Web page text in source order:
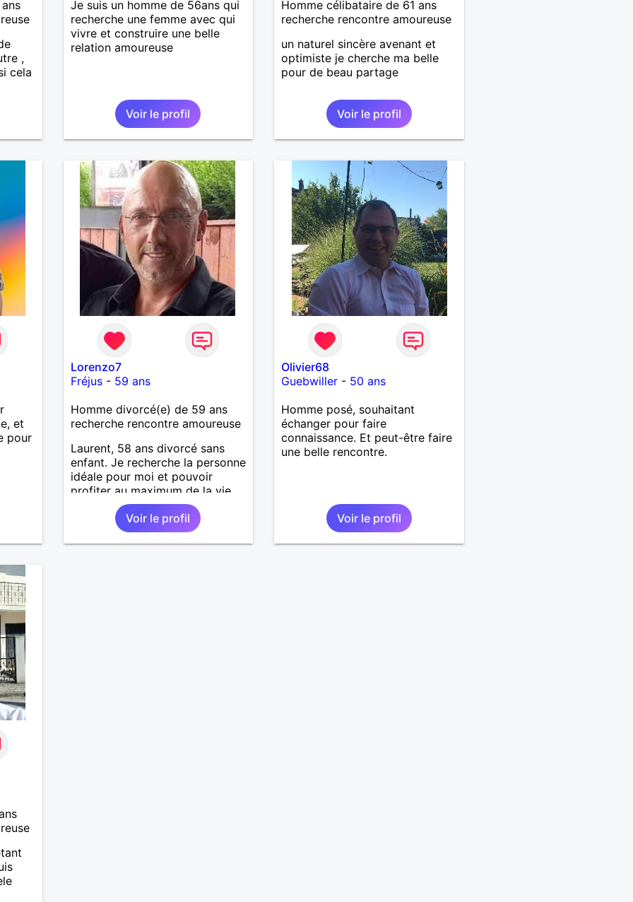
et
le
,
cela
Je suis un homme de 56ans qui
recherche une femme avec qui
vivre et construire une belle
relation amoureuse
Voir le profil
Homme célibataire de 61 ans
recherche rencontre amoureuse
un naturel sincère avenant et
optimiste je cherche ma belle
pour de beau partage
Voir le profil
et
pour
Lorenzo7
Fréjus- 59 ans
Homme divorcé(e) de 59 ans
recherche rencontre amoureuse
Laurent, 58 ans divorcé sans
enfant. Je recherche la personne
idéale pour moi et pouvoir
profiter au maximum de la vie
de couple
Voir le profil
Olivier68
Guebwiller - 50 ans
Homme posé, souhaitant
échanger pour faire
connaissance. Et peut-être faire
une belle rencontre.
Voir le profil